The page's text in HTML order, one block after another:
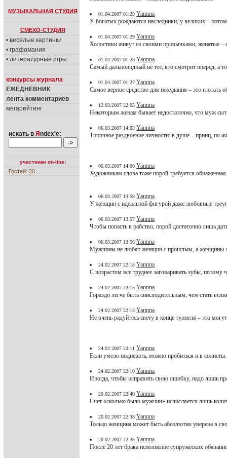
МУЗЫКАЛЬНАЯ СТУДИЯ
СМЕХО-СТУДИЯ
• веселые картинки
• графомания
• литературные игры
конкурсы журнала
ЕЖЕДНЕВНИК
лента комментариев
мегарейтинг
искать в Я ndex'е:
участники on-line:
Гостей: 20
01.04.2007 01:29 Yannna
У богатых рождаются наследники, у великих –
01.04.2007 01:29 Yannna
Холостяки живут со своими привычками, женатые –
01.04.2007 01:28 Yannna
Самый дальновидный не тот, кто смотрит вперед, а
01.04.2007 01:27 Yannna
Самое верное средство для похудания – это глотать
12.03.2007 22:05 Yannna
Некоторым женам бывает недостаточно, что муж
06.03.2007 14:03 Yannna
Типичное раздвоение личности: в душе – принц, по
06.03.2007 14:00 Yannna
Художникам слова тоже порой требуется обнаженная
06.03.2007 13:59 Yannna
У женщин с идеальной фигурой даже любовные
06.03.2007 13:57 Yannna
Чтобы попасть в рабство, порой достаточно лишь
06.03.2007 13:56 Yannna
Мужчины не любят женщин с прошлым, а женщины
24.02.2007 22:18 Yannna
С возрастом все труднее заговаривать зубы,
24.02.2007 22:15 Yannna
Гораздо легче быть снисходительным, чем стать
24.02.2007 22:13 Yannna
Не очень радуйтесь свету в конце туннеля – это
24.02.2007 22:11 Yannna
Если умело подпевать, можно пробиться и в солисты.
24.02.2007 22:10 Yannna
Иногда, чтобы исправить свою ошибку, надо лишь
20.02.2007 22:40 Yannna
Счет «сколько было мужчин» исчисляется лишь
20.02.2007 22:38 Yannna
Только женщина может быть абсолютно уверена в
20.02.2007 22:35 Yannna
После 20 лет брака исполнение супружеских